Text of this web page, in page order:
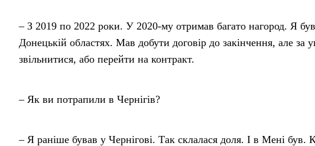
– З 2019 по 2022 роки. У 2020-му отримав багато нагород. Я
Донецькій областях. Мав добути договір до закінчення, але за
звільнитися, або перейти на контракт.
– Як ви потрапили в Чернігів?
– Я раніше бував у Чернігові. Так склалася доля. І в Мені був.